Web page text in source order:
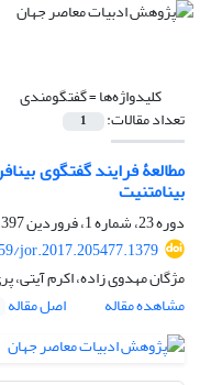
کلیدواژه‌ها =گفتگومندی
تعداد مقالات: 1
مطالعۀ فرایند گفتگوی
بینامتنیت
دوره 23، شماره 1، فروردین 1397، صفحه
jor.2017.205477.1379
مژگان مهدوی زاده، اکرم آیتی،
مشاهده مقاله
اصل مقاله